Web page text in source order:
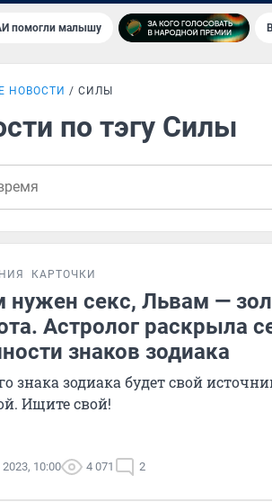
помогли малышу
НОВОСТИ СИЛЫ
по тэгу Силы
КАРТОЧКИ
нужен секс, Львам —
Астролог раскрыла
знаков зодиака
знака зодиака будет свой
Ищите свой!
10:00 4 071 2